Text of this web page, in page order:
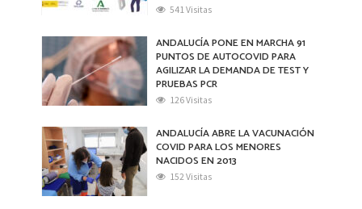
541 Visitas
ANDALUCÍA PONE EN MARCHA 91
PUNTOS DE AUTOCOVID PARA
AGILIZAR LA DEMANDA DE TEST Y
PRUEBAS PCR
126 Visitas
ANDALUCÍA ABRE LA VACUNACIÓN
COVID PARA LOS MENORES
NACIDOS EN 2013
152 Visitas